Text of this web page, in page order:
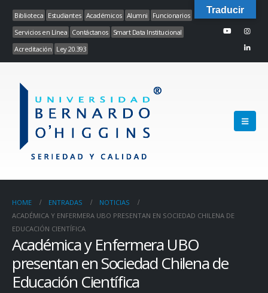
Biblioteca Estudiantes Académicos Alumni
Funcionarios
Servicios en Línea Contáctanos
Smart Data Institucional
Acreditación Ley 20.393
HOME ENTRADAS
NOTICIAS
ACADÉMICA Y ENFERMERA UBO PRESENTAN EN SOCIEDAD CHILENA DE
EDUCACIÓN CIENTÍFICA
Académica y Enfermera UBO
presentan en Sociedad Chilena de
Educación Científica
Traducir